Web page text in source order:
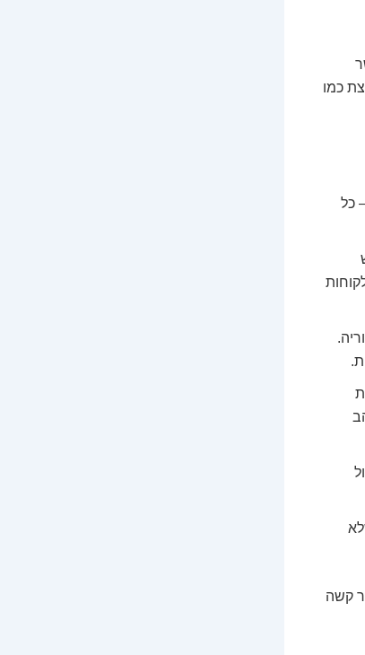
של עסק חי ונושם במאה ה-21? זה קצת כמו
כל
קשה